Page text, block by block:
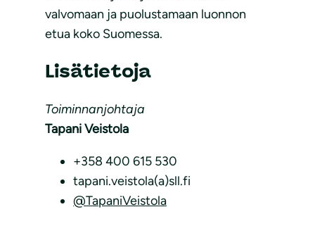
valvomaan ja puolustamaan luonnon
etua koko Suomessa.
Lisätietoja
Toiminnanjohtaja
Tapani Veistola
+358 400 615 530
tapani.veistola(a)sll.fi
@TapaniVeistola